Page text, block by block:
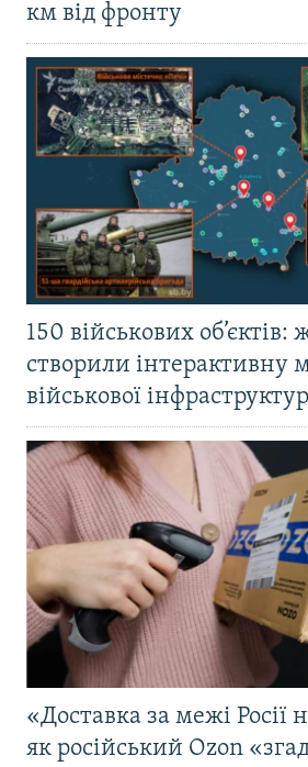
км від фронту
150 військових об’єктів:
створили інтерактивну
військової
«Доставка за межі Росії
як російський Ozon